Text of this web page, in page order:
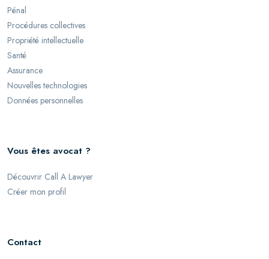
Pénal
Procédures collectives
Propriété intellectuelle
Santé
Assurance
Nouvelles technologies
Données personnelles
Vous êtes avocat ?
Découvrir Call A Lawyer
Créer mon profil
Contact